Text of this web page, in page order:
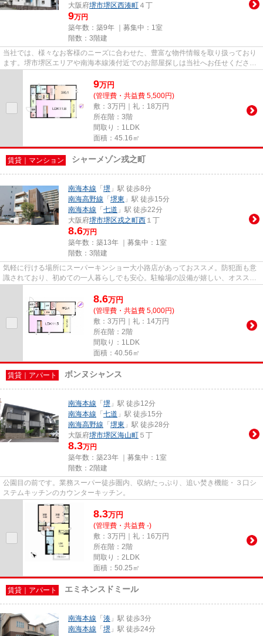
大阪府堺市堺区西湊町 ４丁
9万円
築年数：築9年 ｜募集中： 1室
階数：3階建
当社では、様々なお客様のニーズに合わせた、豊富な物件情報を取り扱っており
ます。堺市堺区エリアや南海本線湊付近でのお部屋探しは当社へお任せくださ
9万円
(管理費・共益費 5,500円)
敷：3万円｜礼：18万円
所在階：3階
間取り：1LDK
面積：45.16㎡
賃貸｜マンション シャーメゾン戎之町
南海本線 「 堺 」駅 徒歩8分
南海高野線 「 堺東 」駅 徒歩15分
南海本線 「 七道 」駅 徒歩22分
大阪府堺市堺区戎之町西 １丁
8.6万円
築年数：築13年 ｜募集中： 1室
階数：3階建
気軽に行ける場所にスーパーキンショー大小路店があっておススメ。防犯面も意
識されており、初めての一人暮らしでも安心。駐輪場の設備が嬉しい、オススメ
8.6万円
(管理費・共益費 5,000円)
敷：3万円｜礼：14万円
所在階：2階
間取り：1LDK
面積：40.56㎡
賃貸｜アパート ボンヌシャンス
南海本線 「 堺 」駅 徒歩12分
南海本線 「 七道 」駅 徒歩15分
南海高野線 「 堺東 」駅 徒歩28分
大阪府堺市堺区海山町 ５丁
8.3万円
築年数：築23年 ｜募集中： 1室
階数：2階建
公園目の前です。業務スーパー徒歩圏内、収納たっぷり、追い焚き機能・３口シ
ステムキッチンのカウンターキッチン。
8.3万円
(管理費・共益費 -)
敷：3万円｜礼：16万円
所在階：2階
間取り：2LDK
面積：50.25㎡
賃貸｜アパート エミネンスドミール
南海本線 「 湊 」駅 徒歩3分
南海本線 「 堺 」駅 徒歩24分